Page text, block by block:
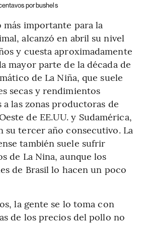
por bushels
más importante para la
alcanzó en abril su nivel
y cuesta aproximadamente
mayor parte de la década de
de La Niña, que suele
secas y rendimientos
a las zonas productoras de
de EE.UU. y Sudamérica,
su tercer año consecutivo. La
también suele sufrir
de La Nina, aunque los
de Brasil lo hacen un poco
la gente se lo toma con
de los precios del pollo no